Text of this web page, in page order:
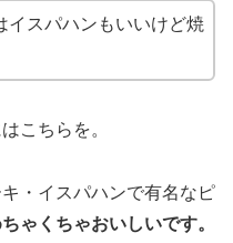
イスパハンもいいけど焼
こちらを。
・イスパハンで有名なピ
ゃくちゃおいしいです。